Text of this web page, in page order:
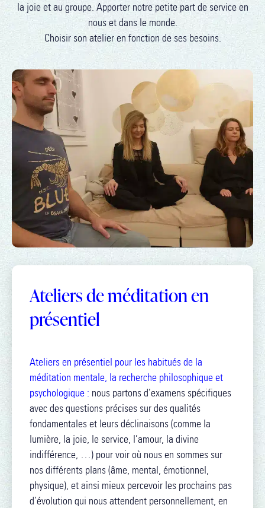
la joie et au groupe. Apporter notre petite part de service en
nous et dans le monde.
Choisir son atelier en fonction de ses besoins.
Ateliers de méditation en
présentiel
Ateliers en présentiel pour les habitués de la
méditation mentale, la recherche philosophique et
psychologique : nous partons d’examens spécifiques
avec des questions précises sur des qualités
fondamentales et leurs déclinaisons (comme la
lumière, la joie, le service, l’amour, la divine
indifférence, …) pour voir où nous en sommes sur
nos différents plans (âme, mental, émotionnel,
physique), et ainsi mieux percevoir les prochains pas
d’évolution qui nous attendent personnellement, en